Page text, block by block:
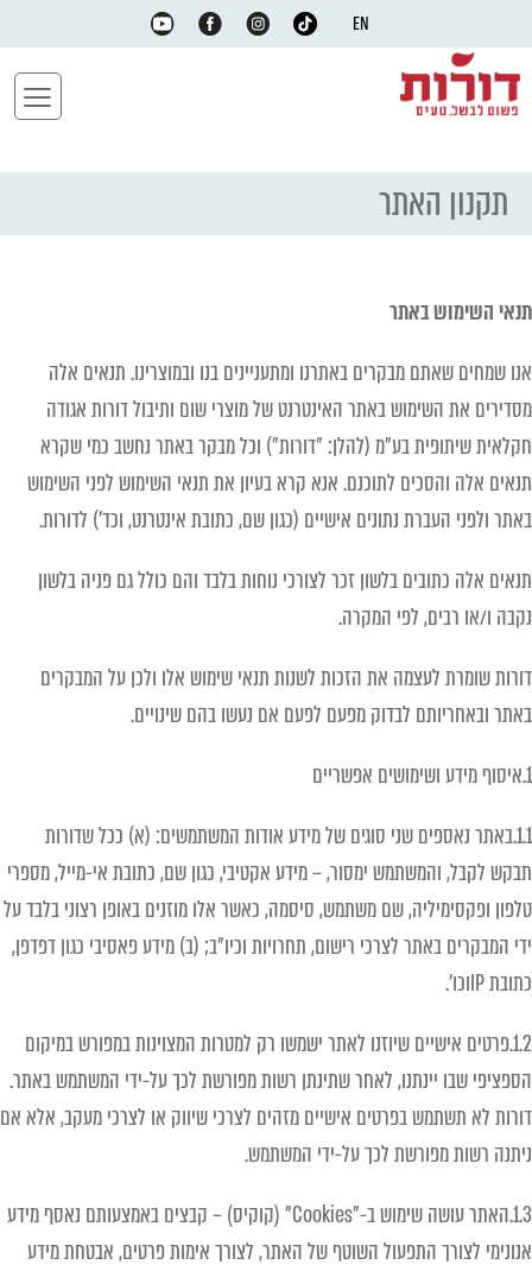
EN
תקנון האתר
תנאי השימוש באתר
אנו שמחים שאתם מבקרים באתרנו ומתעניינים בנו ובמוצרינו. תנאים אלה
מסדירים את השימוש באתר האינטרנט של מוצרי שום ותיבול דורות אגודה
חקלאית שיתופית בע"מ (להלן: "דורות") וכל מבקר באתר נחשב כמי שקרא
תנאים אלה והסכים לתוכנם. אנא קרא בעיון את תנאי השימוש לפני השימוש
באתר ולפני העברת נתונים אישיים (כגון שם, כתובת אינטרנט, וכד') לדורות.
תנאים אלה כתובים בלשון זכר לצורכי נוחות בלבד והם כולל גם פניה בלשון
נקבה ו/או רבים, לפי המקרה.
דורות שומרת לעצמה את הזכות לשנות תנאי שימוש אלו ולכן על המבקרים
באתר ובאחריותם לבדוק מפעם לפעם אם נעשו בהם שינויים.
1.איסוף מידע ושימושים אפשריים
1.1.באתר נאספים שני סוגים של מידע אודות המשתמשים: (א) ככל שדורות
תבקש לקבל, והמשתמש ימסור, – מידע אקטיבי, כגון שם, כתובת אי-מייל, מספרי
טלפון ופקסימיליה, שם משתמש, סיסמה, כאשר אלו מוזנים באופן רצוני בלבד על
ידי המבקרים באתר לצרכי רישום, תחרויות וכיו"ב; (ב) מידע פאסיבי כגון דפדפן,
כתובת IPוכו'.
1.2.פרטים אישיים שיוזנו לאתר ישמשו רק למטרות המצוינות במפורש במיקום
הספציפי שבו יינתנו, לאחר שתינתן רשות מפורשת לכך על-ידי המשתמש באתר.
דורות לא תשתמש בפרטים אישיים מזהים לצרכי שיווק או לצרכי מעקב, אלא אם
ניתנה רשות מפורשת לכך על-ידי המשתמש.
1.3.האתר עושה שימוש ב-"Cookies" (קוקיס) – קבצים באמצעותם נאסף מידע
אנונימי לצורך התפעול השוטף של האתר, לצורך אימות פרטים, אבטחת מידע